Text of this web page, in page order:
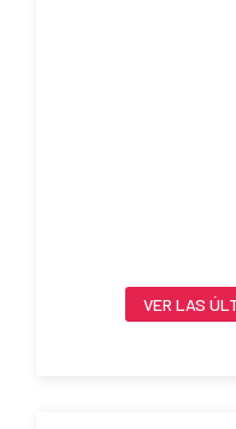
VER LAS